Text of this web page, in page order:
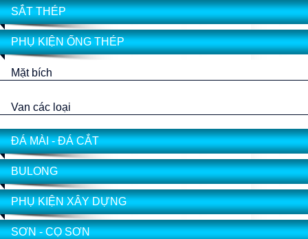
SẮT THÉP
PHỤ KIỆN ỐNG THÉP
Mặt bích
Van các loại
ĐÁ MÀI - ĐÁ CẮT
BULONG
PHỤ KIỆN XÂY DỰNG
SƠN - CỌ SƠN